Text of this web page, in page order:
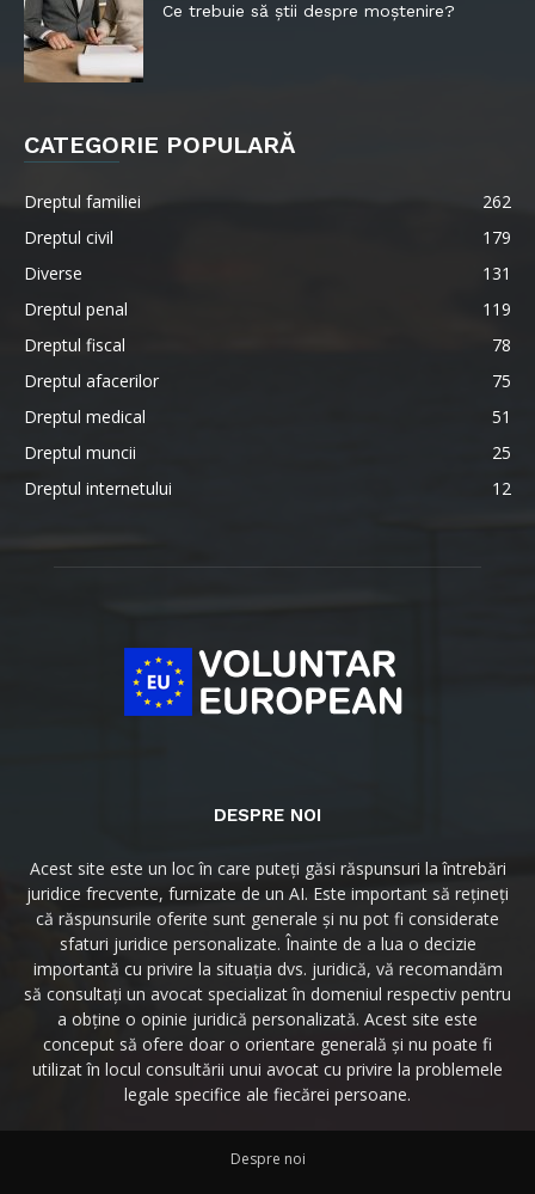
Ce trebuie să știi despre moștenire?
CATEGORIE POPULARĂ
Dreptul familiei
262
Dreptul civil
179
Diverse
131
Dreptul penal
119
Dreptul fiscal
78
Dreptul afacerilor
75
Dreptul medical
51
Dreptul muncii
25
Dreptul internetului
12
DESPRE NOI
Acest site este un loc în care puteți găsi răspunsuri la întrebări
juridice frecvente, furnizate de un AI. Este important să rețineți
că răspunsurile oferite sunt generale și nu pot fi considerate
sfaturi juridice personalizate. Înainte de a lua o decizie
importantă cu privire la situația dvs. juridică, vă recomandăm
să consultați un avocat specializat în domeniul respectiv pentru
a obține o opinie juridică personalizată. Acest site este
conceput să ofere doar o orientare generală și nu poate fi
utilizat în locul consultării unui avocat cu privire la problemele
legale specifice ale fiecărei persoane.
Despre noi